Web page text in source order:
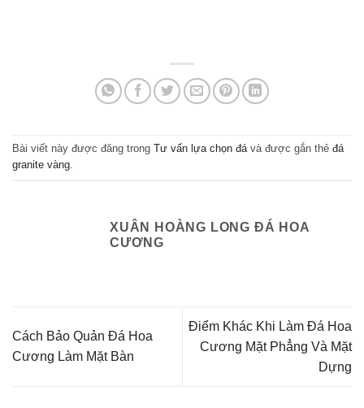
Bài viết này được đăng trong Tư vấn lựa chọn đávà được gắn thẻ đá
granite vàng.
XUÂN HOÀNG LONG ĐÁ HOA
CƯƠNG
Cách Bảo Quản Đá Hoa
Cương Làm Mặt Bàn
Điểm Khác Khi Làm Đá Hoa
Cương Mặt Phẳng Và Mặt
Dựng